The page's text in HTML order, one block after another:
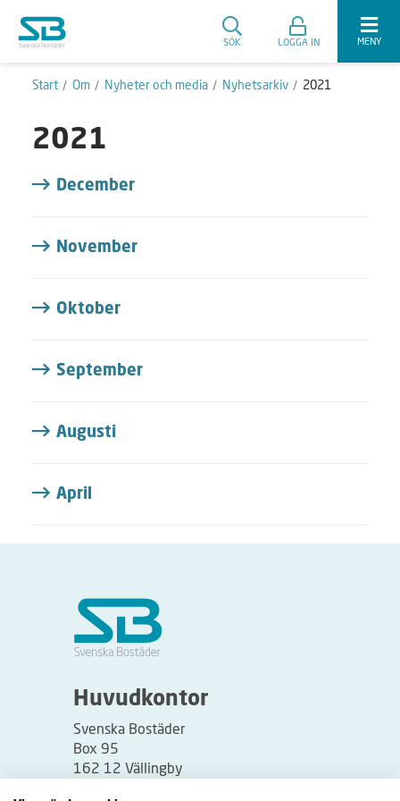
SÖK LOGGA IN MENY
Start Om Nyheter och media Nyhetsarkiv 2021
2021
December
November
Oktober
September
Augusti
April
Huvudkontor
Svenska Bostäder
Box 95
162 12 Vällingby